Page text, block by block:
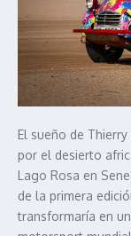
El sueño de
por el desierto
Lago Rosa en
de la primera
transformaría en